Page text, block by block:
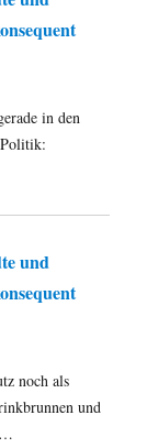
in den
und
noch als
und